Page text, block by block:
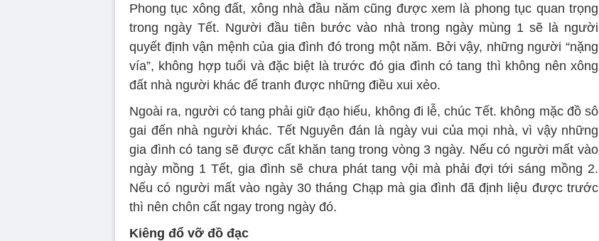
Phong tục xông đất, xông nhà đầu năm cũng được xem là phong tục quan trọng
trong ngày Tết. Người đầu tiên bước vào nhà trong ngày mùng 1 sẽ là người
quyết định vận mệnh của gia đình đó trong một năm. Bởi vậy, những người “nặng
vía”, không hợp tuổi và đặc biệt là trước đó gia đình có tang thì không nên xông
đất nhà người khác để tranh được những điều xui xẻo.
Ngoài ra, người có tang phải giữ đạo hiếu, không đi lễ, chúc Tết. không mặc đồ sô
gai đến nhà người khác. Tết Nguyên đán là ngày vui của mọi nhà, vì vậy những
gia đình có tang sẽ được cất khăn tang trong vòng 3 ngày. Nếu có người mất vào
ngày mồng 1 Tết, gia đình sẽ chưa phát tang vội mà phải đợi tới sáng mồng 2.
Nếu có người mất vào ngày 30 tháng Chạp mà gia đình đã định liệu được trước
thì nên chôn cất ngay trong ngày đó.
Kiêng đổ vỡ đồ đạc